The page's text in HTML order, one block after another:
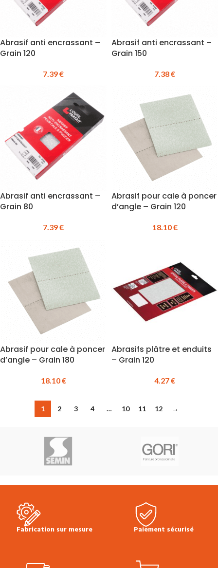
Abrasif anti encrassant –
Grain 120
7.39€
Abrasif anti encrassant –
Grain 150
7.38€
Abrasif anti encrassant –
Grain 80
7.39€
Abrasif pour cale à poncer
d’angle – Grain 120
18.10€
Abrasif pour cale à poncer
d’angle – Grain 180
18.10€
Abrasifs plâtre et enduits
– Grain 120
4.27€
1 2 3 4 … 10 11 12 →
Fabrication sur mesure Paiement sécurisé